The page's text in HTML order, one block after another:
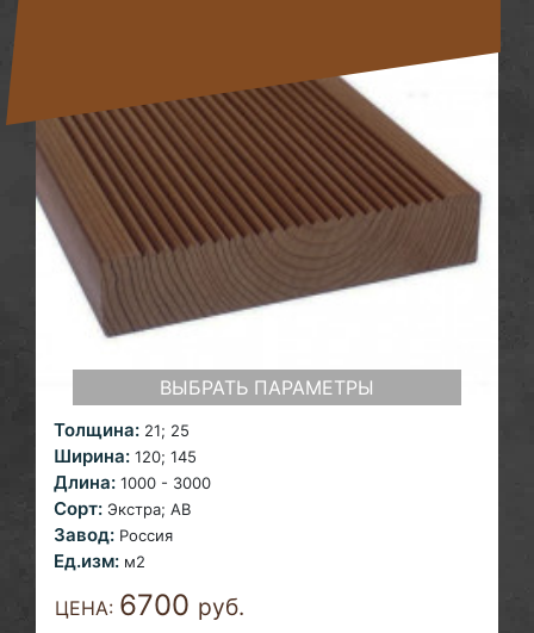
ВЫБРАТЬ ПАРАМЕТРЫ
Толщина: 21; 25
Ширина: 120; 145
Длина: 1000 - 3000
Сорт: Экстра; AB
Завод: Россия
Ед.изм: м2
ЦЕНА: 6700 руб.